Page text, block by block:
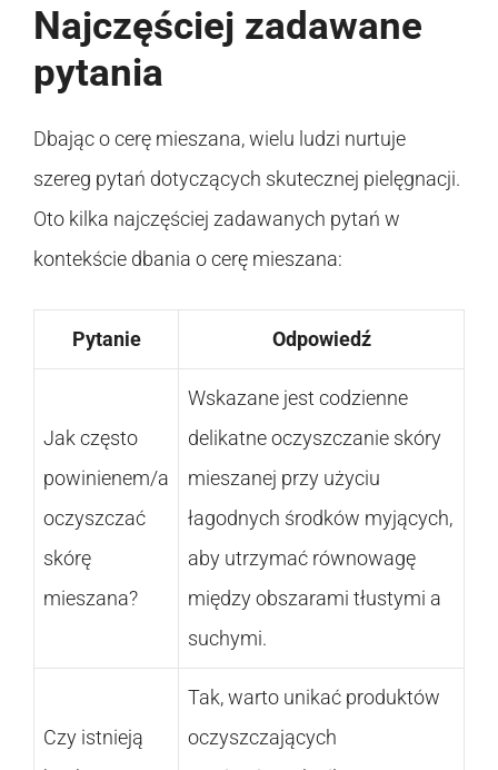
Najczęściej zadawane
pytania
Dbając o cerę mieszana, wielu ludzi nurtuje
szereg pytań dotyczących skutecznej pielęgnacji.
Oto kilka najczęściej zadawanych pytań w
kontekście dbania o cerę mieszana:
Pytanie Odpowiedź
Jak często
powinienem/a
oczyszczać
skórę
mieszana?
Wskazane jest codzienne
delikatne oczyszczanie skóry
mieszanej przy użyciu
łagodnych środków myjących,
aby utrzymać równowagę
między obszarami tłustymi a
suchymi.
Czy istnieją
Tak, warto unikać produktów
oczyszczających